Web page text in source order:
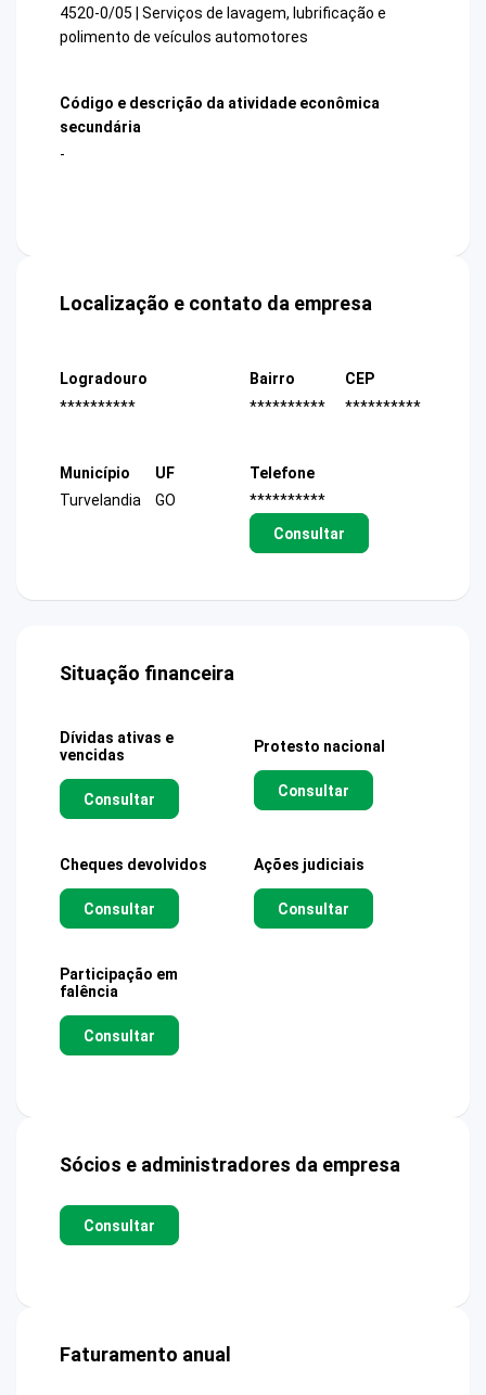
4520-0/05 | Serviços de lavagem, lubrificação e
polimento de veículos automotores
Código e descrição da atividade econômica
secundária
-
Localização e contato da empresa
Logradouro
**********
Bairro
**********
CEP
**********
Município
Turvelandia
UF
GO
Telefone
**********
Consultar
Situação financeira
Dívidas ativas e
vencidas
Consultar
Protesto nacional
Consultar
Cheques devolvidos
Consultar
Ações judiciais
Consultar
Participação em
falência
Consultar
Sócios e administradores da empresa
Consultar
Faturamento anual